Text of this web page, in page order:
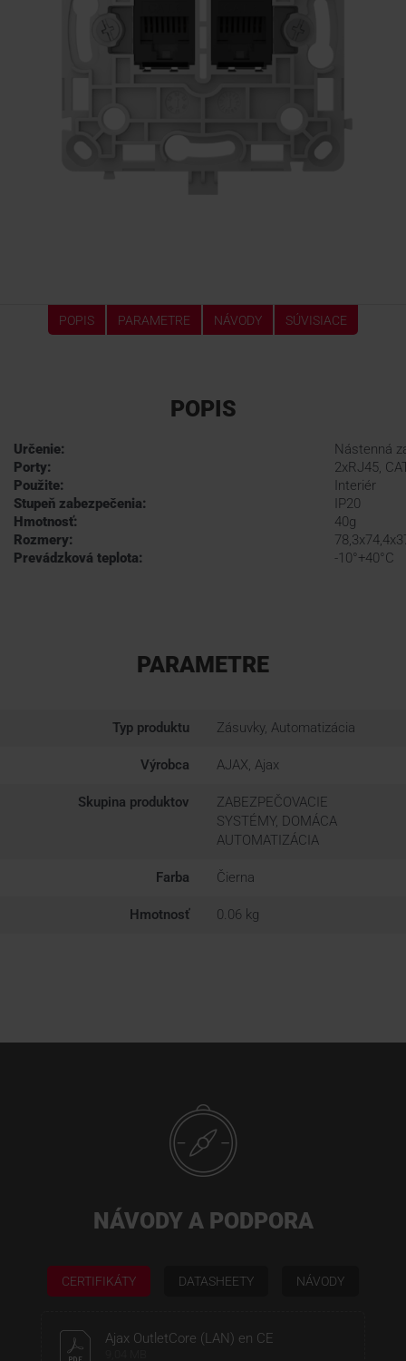
POPIS PARAMETRE NÁVODY SÚVISIACE
POPIS
Určenie:
Nástenná
Porty:
2xRJ45,
Použite:
Interiér
Stupeň zabezpečenia:
IP20
Hmotnosť:
40g
Rozmery:
Prevádzková teplota:
-10°+40°C
PARAMETRE
Typ produktu Zásuvky, Automatizácia
Výrobca AJAX, Ajax
Skupina produktov
ZABEZPEČOVACIE
SYSTÉMY, DOMÁCA
AUTOMATIZÁCIA
Farba Čierna
Hmotnosť 0.06 kg
NÁVODY A PODPORA
CERTIFIKÁTY DATASHEETY NÁVODY
Ajax OutletCore (LAN) en CE